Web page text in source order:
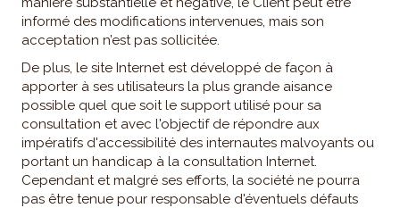
informé des modifications intervenues, mais son
acceptation n’est pas sollicitée.
De plus, le site Internet est développé de façon à
apporter à ses utilisateurs la plus grande aisance
possible quel que soit le support utilisé pour sa
consultation et avec l'objectif de répondre aux
impératifs d'accessibilité des internautes malvoyants ou
portant un handicap à la consultation Internet.
Cependant et malgré ses efforts, la société ne pourra
pas être tenue pour responsable d'éventuels défauts